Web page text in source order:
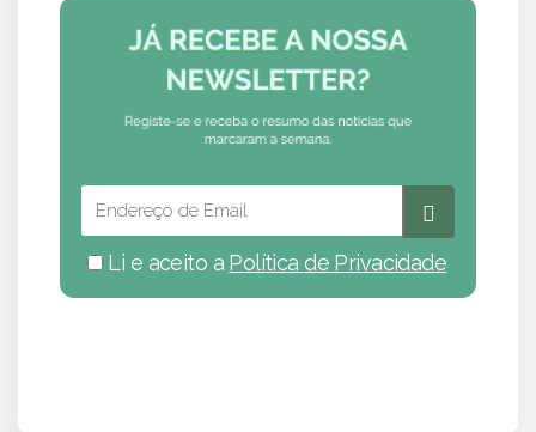
Li e aceito a Política de Privacidade